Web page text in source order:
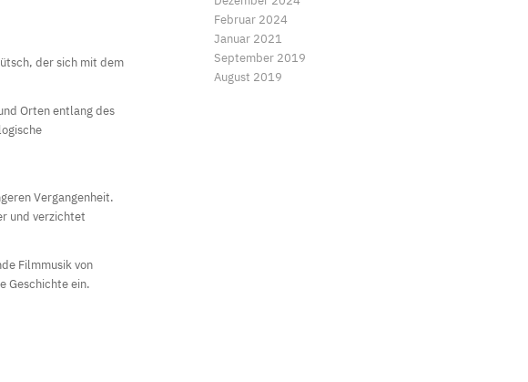
der sich mit dem
Orten entlang des
Vergangenheit.
und verzichtet
Filmmusik von
Geschichte ein.
Februar 2024
Januar 2021
September 2019
August 2019